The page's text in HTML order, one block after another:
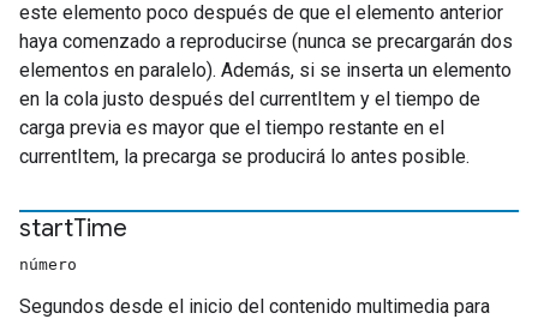
este elemento poco después de que el elemento anterior
haya comenzado a reproducirse (nunca se precargarán dos
elementos en paralelo). Además, si se inserta un elemento
en la cola justo después del currentItem y el tiempo de
carga previa es mayor que el tiempo restante en el
currentItem, la precarga se producirá lo antes posible.
startTime
número
Segundos desde el inicio del contenido multimedia para